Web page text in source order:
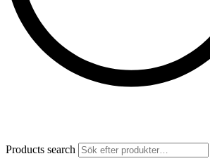
Products search